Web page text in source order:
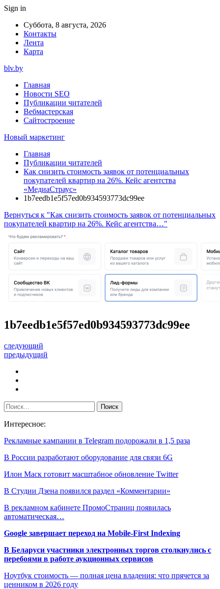
Sign in
Суббота, 8 августа, 2026
Контакты
Лента
Карта
blv.by
Главная
Новости SEO
Публикации читателей
Вебмастерская
Сайтостроение
Новый маркетинг
Главная
Публикации читателей
Как снизить стоимость заявок от потенциальных
покупателей квартир на 26%. Кейс агентства
«МедиаСтраус»
1b7eedb1e5f57ed0b934593773dc99ee
Вернуться к "Как снизить стоимость заявок от потенциальных
покупателей квартир на 26%. Кейс агентства…"
1b7eedb1e5f57ed0b934593773dc99ee
следующий
предыдущий
Интересное:
Рекламные кампании в Telegram подорожали в 1,5 раза
В России разработают оборудование для связи 6G
Илон Маск готовит масштабное обновление Twitter
В Студии Дзена появился раздел «Комментарии»
В рекламном кабинете ПромоСтраниц появилась
автоматическая…
Google завершает переход на Mobile-First Indexing
В Беларуси участники электронных торгов столкнулись с
перебоями в работе аукционных сервисов
Ноутбук стоимость — полная цена владения: что прячется за
ценником в 2026 году